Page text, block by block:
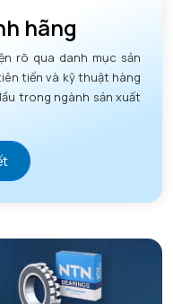
hãng
rõ qua danh mục sản
tiến và kỹ thuật hàng
trong ngành sản xuất